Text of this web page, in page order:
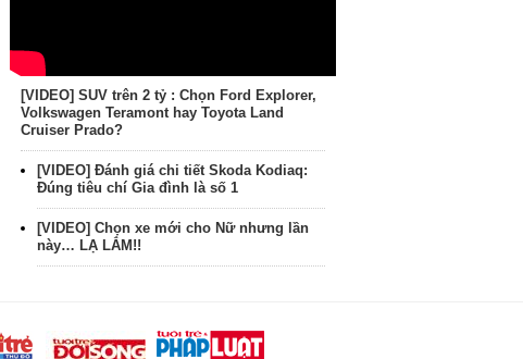
[VIDEO] SUV trên 2 tỷ : Chọn Ford Explorer,
Volkswagen Teramont hay Toyota Land
Cruiser Prado?
[VIDEO] Đánh giá chi tiết Skoda Kodiaq:
Đúng tiêu chí Gia đình là số 1
[VIDEO] Chọn xe mới cho Nữ nhưng lần
này… LẠ LẮM!!